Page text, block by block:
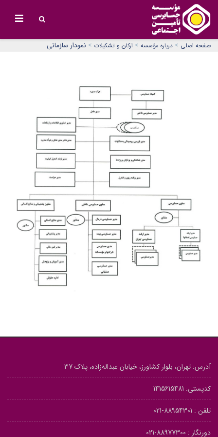
صفحه اصلی > درباره مؤسسه > ارکان و تشکیلات > نمودار سازمانی
آدرس: تهران، بلوار کشاورز، خیابان عبداله‌زاده، پلاک 37
کدپستی: 1415615481
تلفن : 88954301-021
دورنگار : 88977300-021